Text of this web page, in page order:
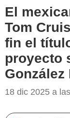
El
Tom
fin el
proyecto
González
18 dic 2025 a